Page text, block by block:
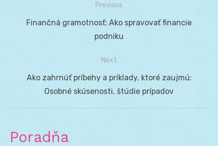
Navigácia
Previous
Previous
Finančná gramotnosť: Ako spravovať financie
podniku
Next
NextAko zahrnúť príbehy a príklady, ktoré zaujmú:
Osobné skúsenosti, štúdie prípadov
Poradňa